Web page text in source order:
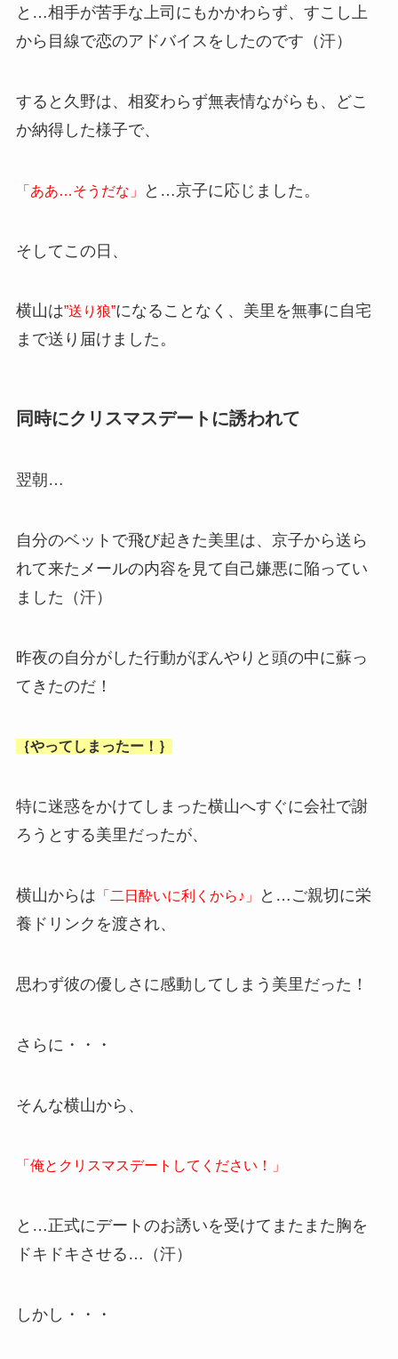
と…相手が苦手な上司にもかかわらず、すこし上
から目線で恋のアドバイスをしたのです（汗）
すると久野は、相変わらず無表情ながらも、どこ
か納得した様子で、
「ああ…そうだな」 と…京子に応じました。
そしてこの日、
横山は”送り狼”になることなく、美里を無事に自宅
まで送り届けました。
同時にクリスマスデートに誘われて
翌朝…
自分のベットで飛び起きた美里は、京子から送ら
れて来たメールの内容を見て自己嫌悪に陥ってい
ました（汗）
昨夜の自分がした行動がぼんやりと頭の中に蘇っ
てきたのだ！
｛やってしまったー！｝
特に迷惑をかけてしまった横山へすぐに会社で謝
ろうとする美里だったが、
横山からは 「二日酔いに利くから♪」
と…ご親切に栄
養ドリンクを渡され、
思わず彼の優しさに感動してしまう美里だった！
さらに・・・
そんな横山から、
「俺とクリスマスデートしてください！」
と…正式にデートのお誘いを受けてまたまた胸を
ドキドキさせる…（汗）
しかし・・・